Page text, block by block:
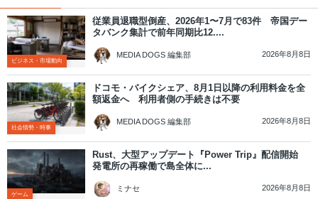
ビジネス・市場動向
従業員退職型倒産、2026年1〜7月で83件 帝国デー
タバンク集計で前年同期比12....
MEDIA DOGS 編集部 2026年8月8日
社会情勢・時事
ドコモ・バイクシェア、8月1日以降の利用料金を全
額返金へ 利用者側の手続きは不要
MEDIA DOGS 編集部 2026年8月8日
ゲーム
Rust、大型アップデート『Power Trip』配信開始
発電所の再稼働で島全体に...
ミナセ 2026年8月8日